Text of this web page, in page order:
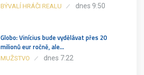
BÝVALÍ HRÁČI REALU dnes 9:50
Globo: Vinícius bude vydělávat přes 20
milionů eur ročně, ale…
MUŽSTVO dnes 7:22